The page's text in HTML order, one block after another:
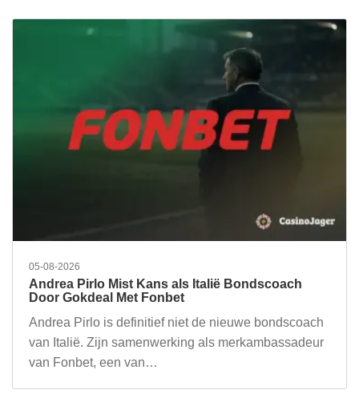
05-08-2026
Andrea Pirlo Mist Kans als Italië Bondscoach
Door Gokdeal Met Fonbet
Andrea Pirlo is definitief niet de nieuwe bondscoach
van Italië. Zijn samenwerking als merkambassadeur
van Fonbet, een van…